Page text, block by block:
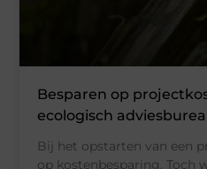
Besparen op
ecologisch
Bij het opstarten van een
op kostenbesparing. Toch